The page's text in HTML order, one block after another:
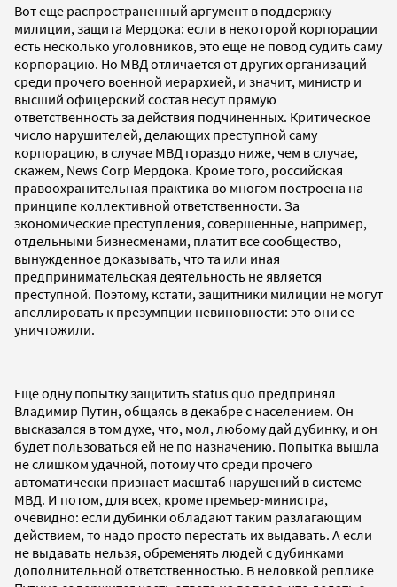
Вот еще распространенный аргумент в поддержку
милиции, защита Мердока: если в некоторой корпорации
есть несколько уголовников, это еще не повод судить саму
корпорацию. Но МВД отличается от других организаций
среди прочего военной иерархией, и значит, министр и
высший офицерский состав несут прямую
ответственность за действия подчиненных. Критическое
число нарушителей, делающих преступной саму
корпорацию, в случае МВД гораздо ниже, чем в случае,
скажем, News Corp Мердока. Кроме того, российская
правоохранительная практика во многом построена на
принципе коллективной ответственности. За
экономические преступления, совершенные, например,
отдельными бизнесменами, платит все сообщество,
вынужденное доказывать, что та или иная
предпринимательская деятельность не является
преступной. Поэтому, кстати, защитники милиции не могут
апеллировать к презумпции невиновности: это они ее
уничтожили.
Еще одну попытку защитить status quo предпринял
Владимир Путин, общаясь в декабре с населением. Он
высказался в том духе, что, мол, любому дай дубинку, и он
будет пользоваться ей не по назначению. Попытка вышла
не слишком удачной, потому что среди прочего
автоматически признает масштаб нарушений в системе
МВД. И потом, для всех, кроме премьер-министра,
очевидно: если дубинки обладают таким разлагающим
действием, то надо просто перестать их выдавать. А если
не выдавать нельзя, обременять людей с дубинками
дополнительной ответственностью. В неловкой реплике